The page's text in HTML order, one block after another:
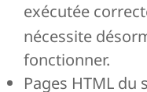
exécutée
nécessite
fonctionner.
Pages HTML du